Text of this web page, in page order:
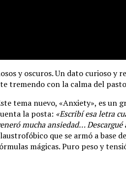
y oscuros. Un dato curioso y
tremendo con la calma del
tema nuevo, «Anxiety», es un
la posta: «Escribí esa letra
mucha ansiedad…
que se armó a base
mágicas. Puro peso y